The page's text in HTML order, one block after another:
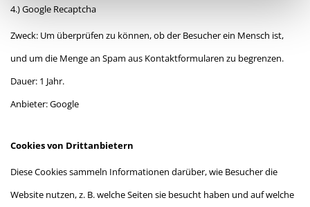
4.) Google Recaptcha
Zweck: Um überprüfen zu können, ob der Besucher ein Mensch ist,
und um die Menge an Spam aus Kontaktformularen zu begrenzen.
Dauer: 1 Jahr.
Anbieter: Google
Cookies von Drittanbietern
Diese Cookies sammeln Informationen darüber, wie Besucher die
Website nutzen, z. B. welche Seiten sie besucht haben und auf welche